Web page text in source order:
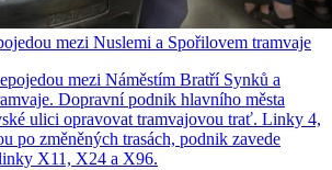
mezi Nuslemi a Spořilovem tramvaje
mezi Náměstím Bratří Synků a
Dopravní podnik hlavního města
ulici opravovat tramvajovou trať. Linky 4,
po změněných trasách, podnik zavede
X11, X24 a X96.